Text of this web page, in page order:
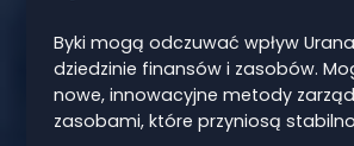
Byki mogą odczuwać wpływ
dziedzinie finansów i zasobów.
nowe, innowacyjne metody
zasobami, które przyniosą